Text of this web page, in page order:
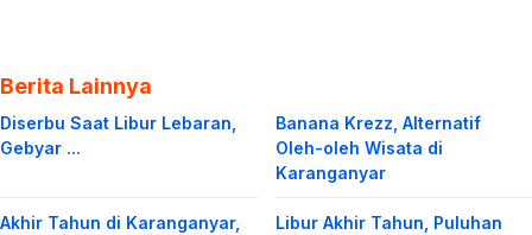
Berita Lainnya
Diserbu Saat Libur Lebaran,
Gebyar ...
Banana Krezz, Alternatif
Oleh-oleh Wisata di
Karanganyar
Akhir Tahun di Karanganyar,
Libur Akhir Tahun, Puluhan